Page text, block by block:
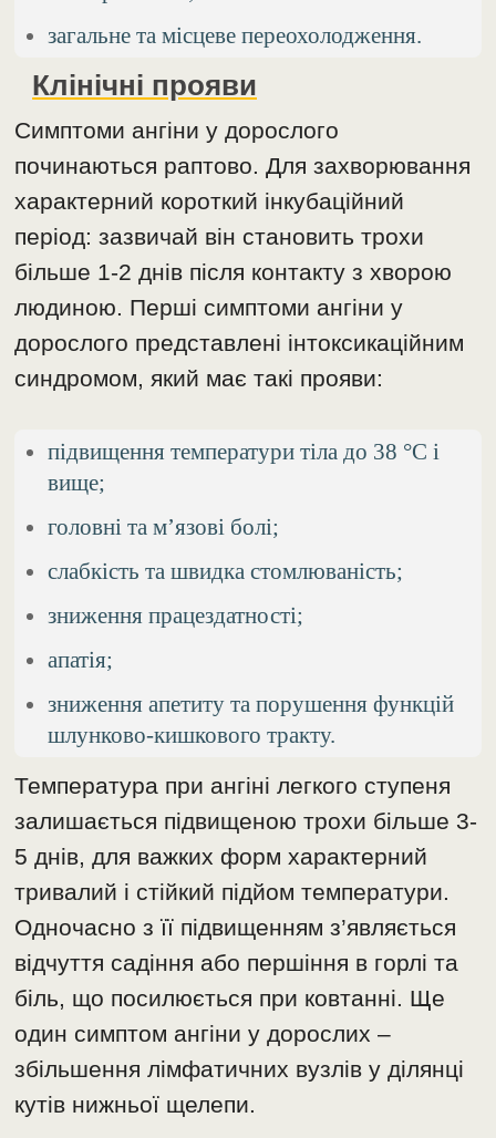
загальне та місцеве переохолодження.
Клінічні прояви
Симптоми ангіни у дорослого
починаються раптово. Для захворювання
характерний короткий інкубаційний
період: зазвичай він становить трохи
більше 1-2 днів після контакту з хворою
людиною. Перші симптоми ангіни у
дорослого представлені інтоксикаційним
синдромом, який має такі прояви:
підвищення температури тіла до 38 °C і
вище;
головні та м’язові болі;
слабкість та швидка стомлюваність;
зниження працездатності;
апатія;
зниження апетиту та порушення функцій
шлунково-кишкового тракту.
Температура при ангіні легкого ступеня
залишається підвищеною трохи більше 3-
5 днів, для важких форм характерний
тривалий і стійкий підйом температури.
Одночасно з її підвищенням з’являється
відчуття садіння або першіння в горлі та
біль, що посилюється при ковтанні. Ще
один симптом ангіни у дорослих –
збільшення лімфатичних вузлів у ділянці
кутів нижньої щелепи.